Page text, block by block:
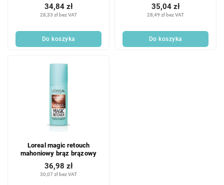
28,33 zł bez VAT
34,84 zł
Do koszyka
28,49 zł bez VAT
35,04 zł
Do koszyka
Loreal magic retouch
mahoniowy brąz brązowy
30,07 zł bez VAT
36,98 zł